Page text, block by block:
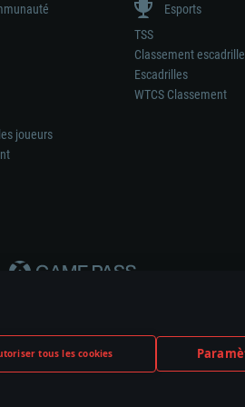
tous les cookies
joueurs
Esports
TSS
Classement
Escadrilles
WTCS Classement
de tout fabricant d’armes ou de véhicule.